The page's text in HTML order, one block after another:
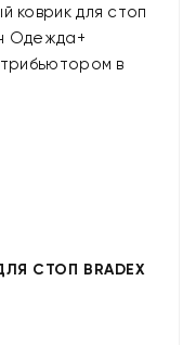
СТОП BRADEX